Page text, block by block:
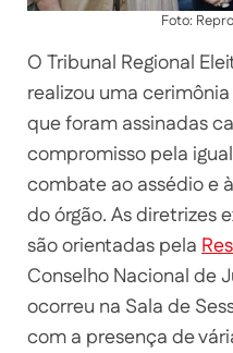
Foto:
O Tribunal Regional
realizou uma
que foram assinadas
compromisso pela
combate ao assédio e
do órgão. As diretrizes
são orientadas pela
Conselho Nacional de
ocorreu na Sala de
com a presença de